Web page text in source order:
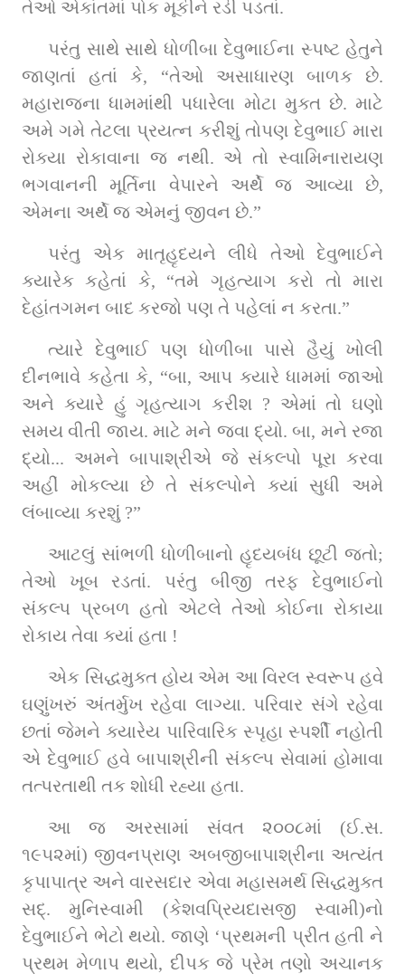
તેઓ એકાંતમાં પોક મૂકીને રડી પડતાં.
પરંતુ સાથે સાથે ધોળીબા દેવુભાઈના સ્પષ્ટ હેતુને
જાણતાં હતાં કે, “તેઓ અસાધારણ બાળક છે.
મહારાજના ધામમાંથી પધારેલા મોટા મુક્ત છે. માટે
અમે ગમે તેટલા પ્રયત્ન કરીશું તોપણ દેવુભાઈ મારા
રોક્યા રોકાવાના જ નથી. એ તો સ્વામિનારાયણ
ભગવાનની મૂર્તિના વેપારને અર્થે જ આવ્યા છે,
એમના અર્થે જ એમનું જીવન છે.”
પરંતુ એક માતૃહૃદયને લીધે તેઓ દેવુભાઈને
ક્યારેક કહેતાં કે, “તમે ગૃહત્યાગ કરો તો મારા
દેહાંતગમન બાદ કરજો પણ તે પહેલાં ન કરતા.”
ત્યારે દેવુભાઈ પણ ધોળીબા પાસે હૈયું ખોલી
દીનભાવે કહેતા કે, “બા, આપ ક્યારે ધામમાં જાઓ
અને ક્યારે હું ગૃહત્યાગ કરીશ ? એમાં તો ઘણો
સમય વીતી જાય. માટે મને જવા દ્યો. બા, મને રજા
દ્યો... અમને બાપાશ્રીએ જે સંકલ્પો પૂરા કરવા
અહીં મોકલ્યા છે તે સંકલ્પોને ક્યાં સુધી અમે
લંબાવ્યા કરશું ?”
આટલું સાંભળી ધોળીબાનો હૃદયબંધ છૂટી જતો;
તેઓ ખૂબ રડતાં. પરંતુ બીજી તરફ દેવુભાઈનો
સંકલ્પ પ્રબળ હતો એટલે તેઓ કોઈના રોકાયા
રોકાય તેવા ક્યાં હતા !
એક સિદ્ધમુક્ત હોય એમ આ વિરલ સ્વરૂપ હવે
ઘણુંખરું અંતર્મુખ રહેવા લાગ્યા. પરિવાર સંગે રહેવા
છતાં જેમને ક્યારેય પારિવારિક સ્પૃહા સ્પર્શી નહોતી
એ દેવુભાઈ હવે બાપાશ્રીની સંકલ્પ સેવામાં હોમાવા
તત્પરતાથી તક શોધી રહ્યા હતા.
આ જ અરસામાં સંવત ૨૦૦૮માં (ઈ.સ.
૧૯૫૨માં) જીવનપ્રાણ અબજીબાપાશ્રીના અત્યંત
કૃપાપાત્ર અને વારસદાર એવા મહાસમર્થ સિદ્ધમુક્ત
સદ્‌. મુનિસ્વામી (કેશવપ્રિયદાસજી સ્વામી)નો
દેવુભાઈને ભેટો થયો. જાણે ‘પ્રથમની પ્રીત હતી ને
પ્રથમ મેળાપ થયો, દીપક જે પ્રેમ તણો અચાનક